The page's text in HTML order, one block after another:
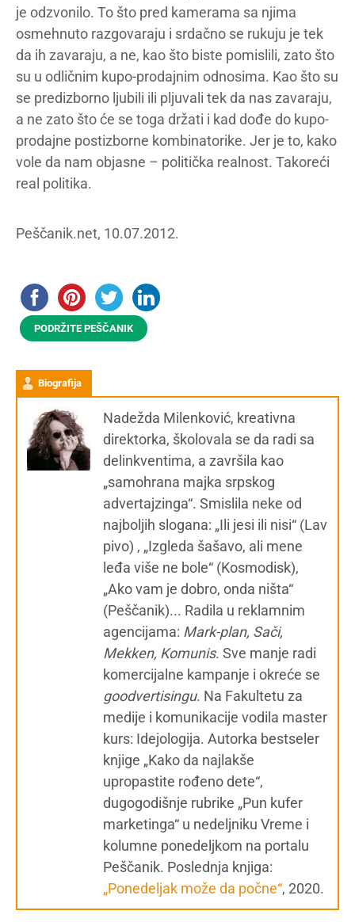
je odzvonilo. To što pred kamerama sa njima
osmehnuto razgovaraju i srdačno se rukuju je tek
da ih zavaraju, a ne, kao što biste pomislili, zato što
su u odličnim kupo-prodajnim odnosima. Kao što su
se predizborno ljubili ili pljuvali tek da nas zavaraju,
a ne zato što će se toga držati i kad dođe do kupo-
prodajne postizborne kombinatorike. Jer je to, kako
vole da nam objasne – politička realnost. Takoreći
real politika.
Peščanik.net, 10.07.2012.
PODRŽITE PEŠČANIK
Biografija
Nadežda Milenković, kreativna
direktorka, školovala se da radi sa
delinkventima, a završila kao
„samohrana majka srpskog
advertajzinga“. Smislila neke od
najboljih slogana: „Ili jesi ili nisi“ (Lav
pivo) , „Izgleda šašavo, ali mene
leđa više ne bole“ (Kosmodisk),
„Ako vam je dobro, onda ništa“
(Peščanik)... Radila u reklamnim
agencijama: Mark-plan, Sači,
Mekken, Komunis. Sve manje radi
komercijalne kampanje i okreće se
goodvertisingu. Na Fakultetu za
medije i komunikacije vodila master
kurs: Idejologija. Autorka bestseler
knjige „Kako da najlakše
upropastite rođeno dete“,
dugogodišnje rubrike „Pun kufer
marketinga“ u nedeljniku Vreme i
kolumne ponedeljkom na portalu
Peščanik. Poslednja knjiga:
„Ponedeljak može da počne“, 2020.